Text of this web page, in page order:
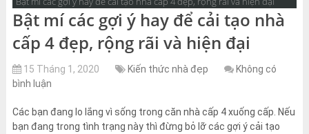
Bật mí các gợi ý hay để cải tạo nhà
cấp 4 đẹp, rộng rãi và hiện đại
15 Tháng 1, 2020 Kiến thức nhà đẹp
Không có
bình luận
Các bạn đang lo lắng vì sống trong căn nhà cấp 4 xuống cấp. Nếu
bạn đang trong tình trạng này thì đừng bỏ lỡ các gợi ý cải tạo